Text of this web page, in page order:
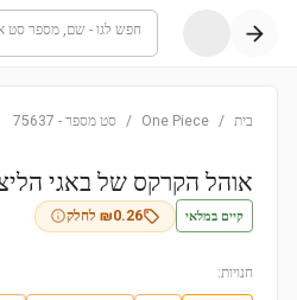
חפש לגו - שם, מספר סט
בית /
One Piece
/ סט מספר -
75637
אוהל הקרקס של באגי
קיים במלאי ₪0.26 לחלק
חנויות: